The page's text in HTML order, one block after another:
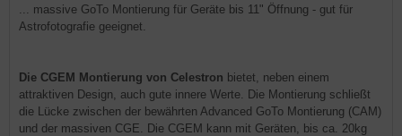
... massive GoTo Montierung für Geräte bis 11" Öffnung - gut für
Astrofotografie geeignet.
Die CGEM Montierung von Celestron bietet, neben einem
attraktiven Design, auch gute innere Werte. Die Montierung schließt
die Lücke zwischen der bewährten Advanced GoTo Montierung (CAM)
und der massiven CGE. Die CGEM kann mit Geräten, bis ca. 20kg